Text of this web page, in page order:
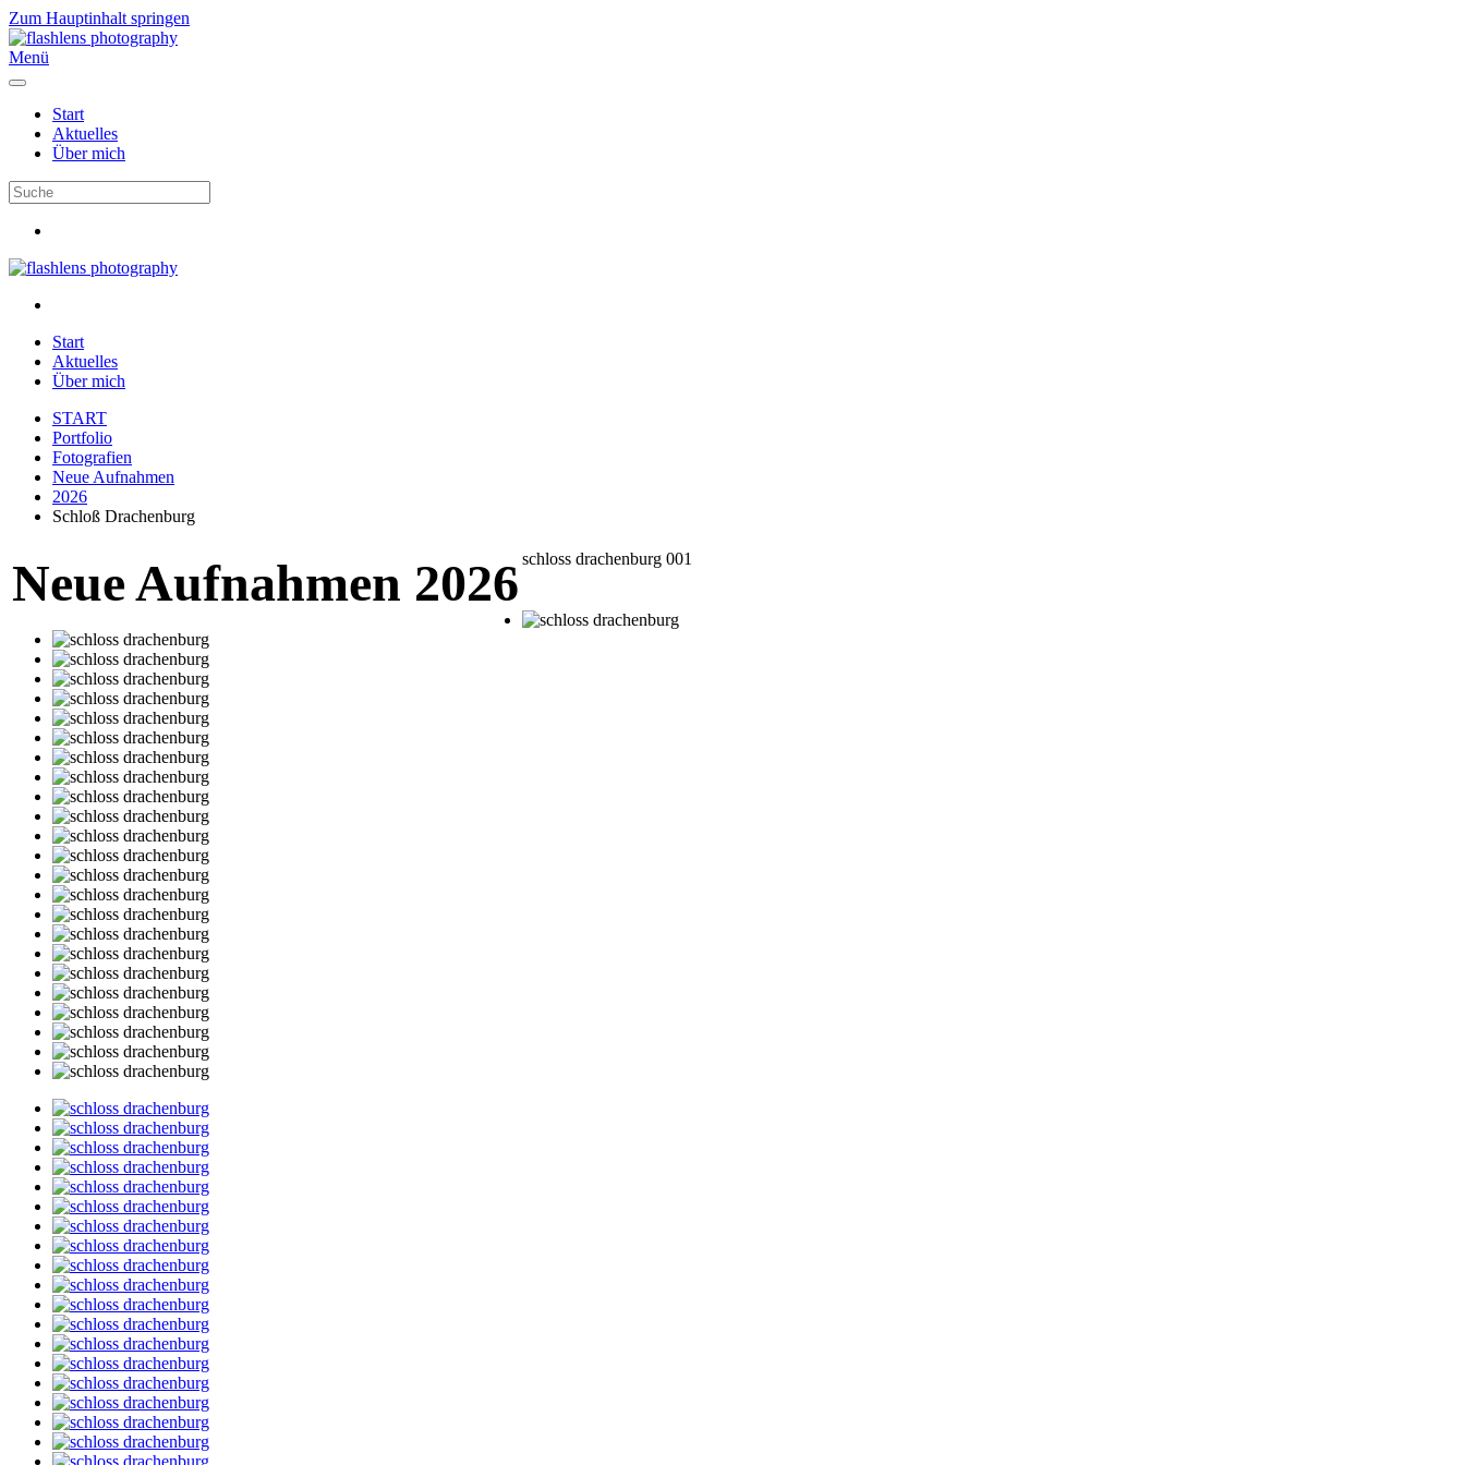
Zum Hauptinhalt springen
Menü
Start
Aktuelles
Über mich
Start
Aktuelles
Über mich
START
Portfolio
Fotografien
Neue Aufnahmen
2026
Schloß Drachenburg
Neue Aufnahmen 2026 schloss drachenburg 001